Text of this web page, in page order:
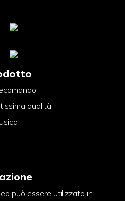
qualità
può essere utilizzato in